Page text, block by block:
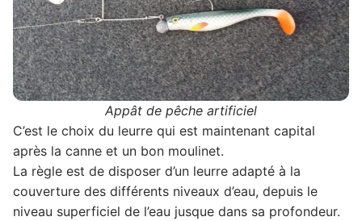
Appât de pêche artificiel
C’est le choix du leurre qui est maintenant capital
après la canne et un bon moulinet.
La règle est de disposer d’un leurre adapté à la
couverture des différents niveaux d’eau, depuis le
niveau superficiel de l’eau jusque dans sa profondeur.